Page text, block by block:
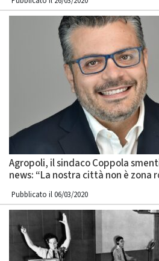
Agropoli, il sindaco Coppola
news: “La nostra città non è zona
Pubblicato il 06/03/2020